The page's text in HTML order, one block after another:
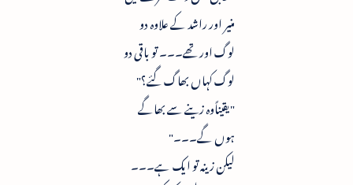
منیر اور راشد کے علاوہ دو
لوگ اور تھے۔۔۔ تو باقی دو
لوگ کہاں بھاگ گئے؟"
"یقیناًوہ زینے سے بھاگے
ہوں گے۔۔۔"
لیکن زینہ تو ایک ہے۔۔۔